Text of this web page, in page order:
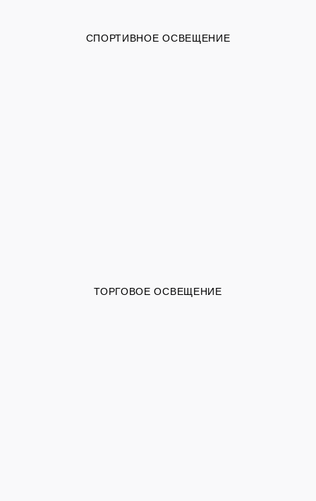
СПОРТИВНОЕ ОСВЕЩЕНИЕ
ТОРГОВОЕ ОСВЕЩЕНИЕ